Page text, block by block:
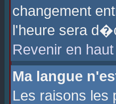
changement
l'heure sera
Revenir en
Ma langue
Les raisons les